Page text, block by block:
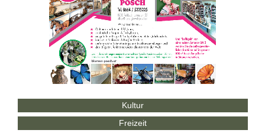
Kultur
Freizeit